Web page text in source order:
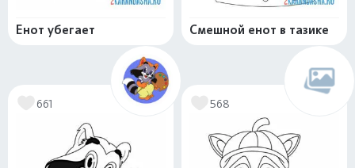
Енот убегает Смешной енот в тазике
661 568